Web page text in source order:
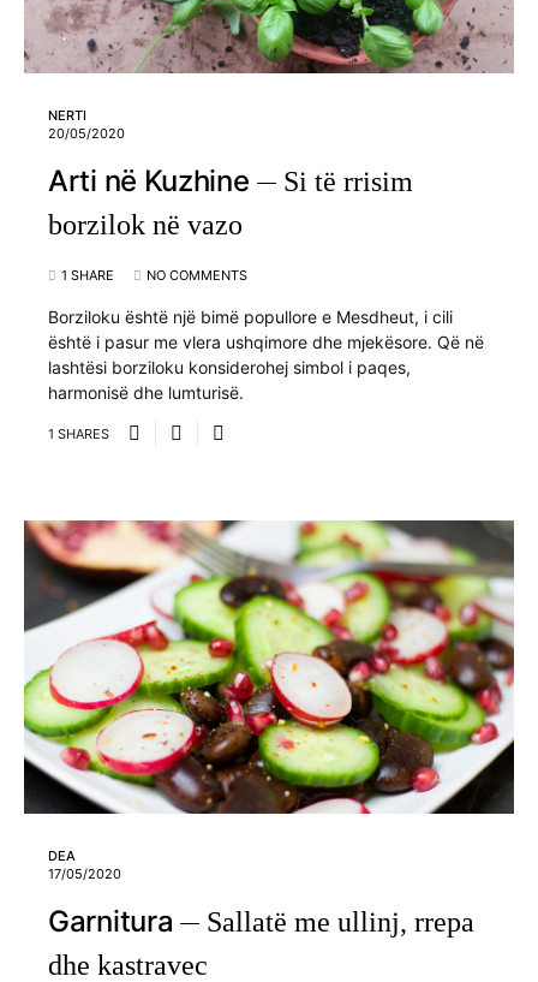
NERTI
20/05/2020
Arti në Kuzhine
Si të rrisim
borzilok në vazo
1 SHARE NO COMMENTS
Borziloku është një bimë popullore e Mesdheut, i cili
është i pasur me vlera ushqimore dhe mjekësore. Që në
lashtësi borziloku konsiderohej simbol i paqes,
harmonisë dhe lumturisë.
1 SHARES
DEA
17/05/2020
Garnitura
Sallatë me ullinj, rrepa
dhe kastravec